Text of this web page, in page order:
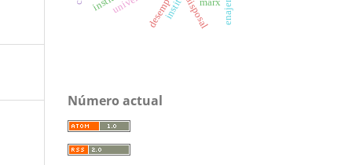
disposal
Número actual